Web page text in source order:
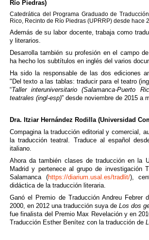
Río Piedras)
Catedrática del Programa Graduado de
Rico, Recinto de Río Piedras (UPRRP) desde hace
Además de su labor docente, trabaja como
y literarios.
Desarrolla también su profesión en el campo
ha hecho los subtítulos en inglés del varios
Ha sido la responsable de las dos ediciones
"Del texto a las tablas: traducir para el teatro
“Taller interuniversitario (Salamanca-Puerto
teatrales (ingl-esp)” desde noviembre de 2015 a
Dra. Itziar Hernández Rodilla (Universidad
Compagina la traducción editorial y comercial,
la traducción teatral. Traduce al español
italiano.
Ahora da también clases de traducción en la
Madrid y pertenece al grupo de investigación
Salamanca (https://diarium.usal.es/tradlit/),
didáctica de la traducción literaria.
Ganó el Premio de Traducción Andreu Febrer
2000, en 2012 una traducción suya de Los dos
fue finalista del Premio Max Revelación y en
Traducción Esther Benítez con la traducción de